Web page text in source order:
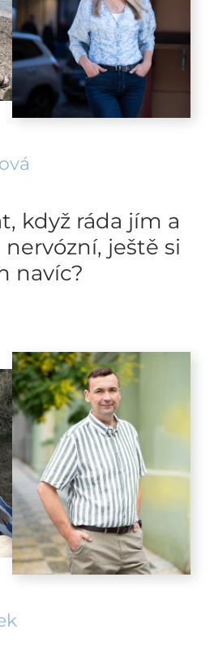
když ráda jím a
ještě si
navíc?